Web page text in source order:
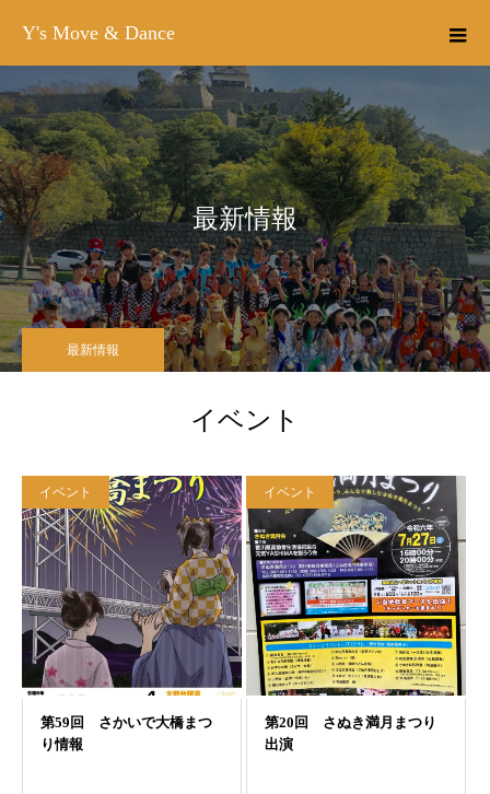
Y's Move & Dance
最新情報
最新情報
イベント
イベント イベント